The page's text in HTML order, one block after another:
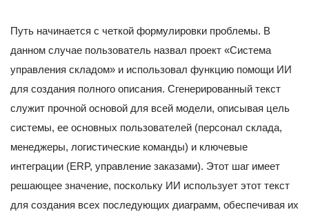
Путь начинается с четкой формулировки проблемы. В
данном случае пользователь назвал проект «Система
управления складом» и использовал функцию помощи ИИ
для создания полного описания. Сгенерированный текст
служит прочной основой для всей модели, описывая цель
системы, ее основных пользователей (персонал склада,
менеджеры, логистические команды) и ключевые
интеграции (ERP, управление заказами). Этот шаг имеет
решающее значение, поскольку ИИ использует этот текст
для создания всех последующих диаграмм, обеспечивая их